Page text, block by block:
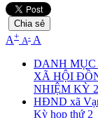
Chia sẻ
A+ A- A
DANH
XÃ HỘI
NHIỆM KỲ
HĐND xã
Kỳ họp thứ 2